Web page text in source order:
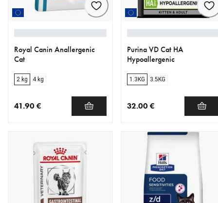
Royal Canin Anallergenic
Cat
2 kg 4 kg
41.90 €
Purina VD Cat HA
Hypoallergenic
1.3KG 3.5KG
32.00 €